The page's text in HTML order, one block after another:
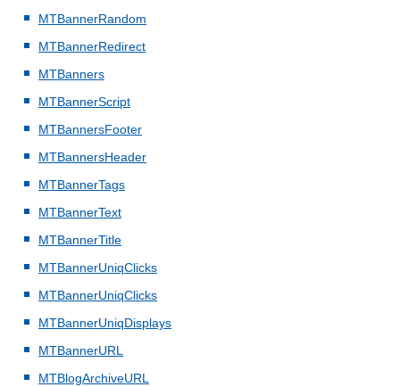
MTBannerRandom
MTBannerRedirect
MTBanners
MTBannerScript
MTBannersFooter
MTBannersHeader
MTBannerTags
MTBannerText
MTBannerTitle
MTBannerUniqClicks
MTBannerUniqClicks
MTBannerUniqDisplays
MTBannerURL
MTBlogArchiveURL